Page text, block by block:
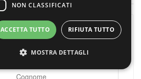
NON CLASSIFICATI
ACCETTA TUTTO RIFIUTA TUTTO
MOSTRA DETTAGLI